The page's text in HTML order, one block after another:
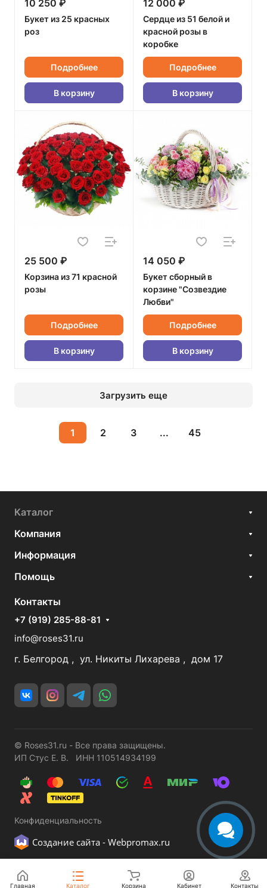
10 250 ₽
Букет из 25 красных
роз
Подробнее
В корзину
12 000 ₽
Сердце из 51 белой и
красной розы в
коробке
Подробнее
В корзину
25 500 ₽
Корзина из 71 красной
розы
Подробнее
В корзину
14 050 ₽
Букет сборный в
корзине "Созвездие
Любви"
Подробнее
В корзину
Загрузить еще
1 2 3 ... 45
Каталог
Компания
Информация
Помощь
Контакты
+7 (919) 285-88-81
info@roses31.ru
г. Белгород , ул. Никиты Лихарева , дом 17
© Roses31.ru - Все права защищены.
ИП Стус Е. В. ИНН 110514934199
Конфиденциальность
Создание сайта - Webpromax.ru
Главная Каталог Корзина Кабинет Контакты